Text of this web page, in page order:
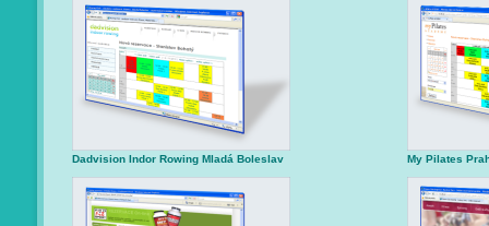
Dadvision Indor Rowing Mladá Boleslav My Pilates